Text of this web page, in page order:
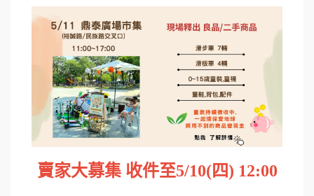
賣家大募集 收件至5/10(四) 12:00